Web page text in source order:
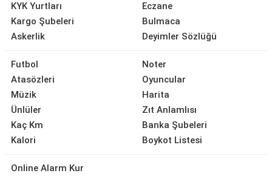
KYK Yurtları
Kargo Şubeleri
Askerlik
Eczane
Bulmaca
Deyimler Sözlüğü
Futbol
Atasözleri
Müzik
Ünlüler
Kaç Km
Kalori
Noter
Oyuncular
Harita
Zıt Anlamlısı
Banka Şubeleri
Boykot Listesi
Online Alarm Kur